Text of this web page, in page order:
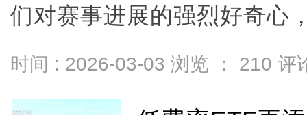
们对赛事进展的强烈好奇心
时间 : 2026-03-03 浏览 ： 210 评